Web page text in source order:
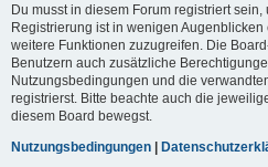
Du musst in diesem Forum registriert
Registrierung ist in wenigen
weitere Funktionen zuzugreifen. Die
Benutzern auch zusätzliche
Nutzungsbedingungen und die
registrierst. Bitte beachte auch die
diesem Board bewegst.
Nutzungsbedingungen |